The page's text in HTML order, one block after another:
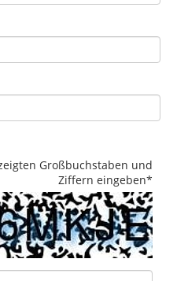
Großbuchstaben und
Ziffern eingeben*